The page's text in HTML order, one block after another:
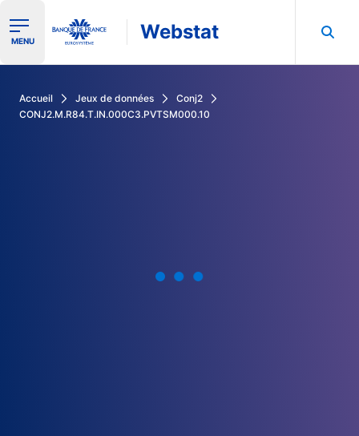
Ouvrir le menu de navigation
MENU Webstat
Accueil Jeux de données
Conj2
CONJ2.M.R84.T.IN.000C3.PVTSM000.10